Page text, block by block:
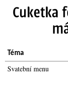
Téma
Svatební menu